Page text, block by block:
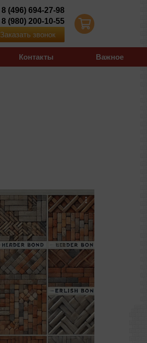
8 (496) 694-27-98
8 (980) 200-10-55
Заказать звонок
Контакты Важное